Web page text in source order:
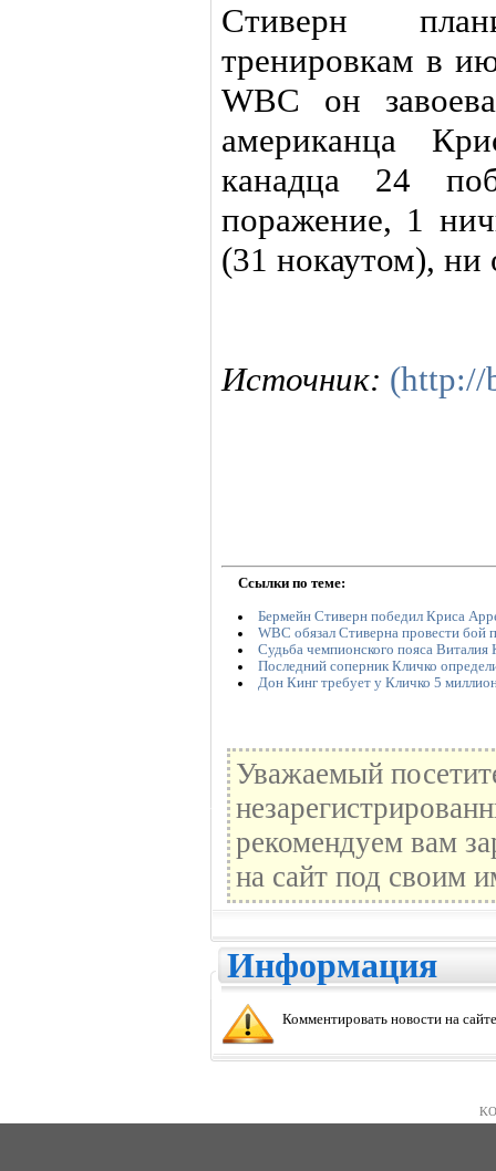
Стиверн
тренировкам в
WBC он
американца
канадца 24
поражение, 1
(31 нокаутом), ни
Источник: (http://
Ссылки по теме:
Бермейн Стиверн победил Криса
WBC обязал Стиверна провести бой
Судьба чемпионского пояса Виталия
Последний соперник Кличко
Дон Кинг требует у Кличко 5
Уважаемый
рекомендуем вам
на сайт под своим
Информация
Комментировать новости на